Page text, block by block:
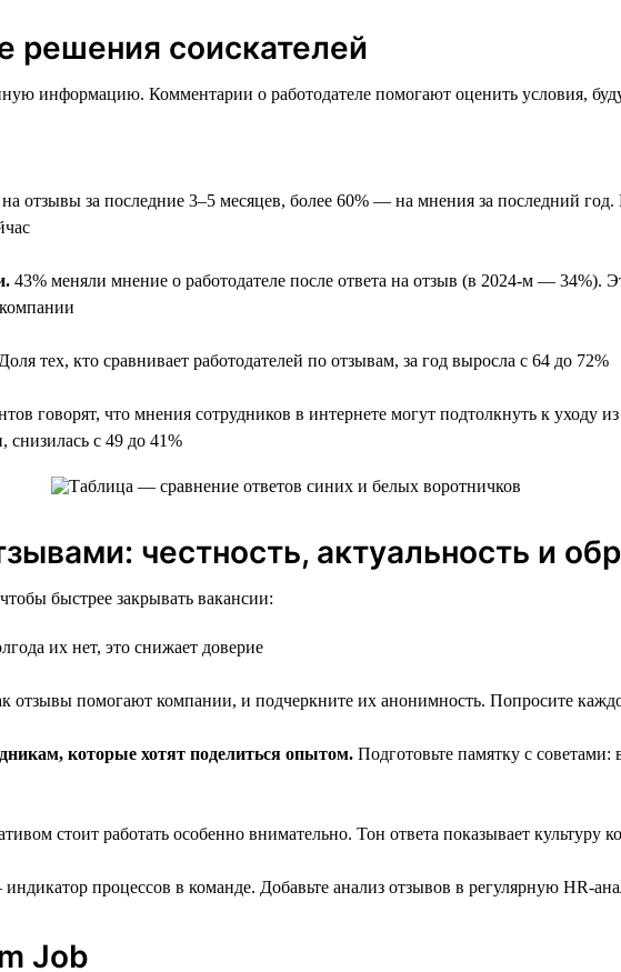
решения соискателей
информацию. Комментарии о работодателе помогают оценить условия,
отзывы за последние 3–5 месяцев, более 60% — на мнения за последний
43% меняли мнение о работодателе после ответа на отзыв (в 2024-м — 34%).
Доля тех, кто сравнивает работодателей по отзывам, за год выросла с 64 до 72%
говорят, что мнения сотрудников в интернете могут подтолкнуть к
снизилась с 49 до 41%
честность, актуальность и
быстрее закрывать вакансии:
их нет, это снижает доверие
отзывы помогают компании, и подчеркните их анонимность. Попросите
которые хотят поделиться опытом. Подготовьте памятку с
стоит работать особенно внимательно. Тон ответа показывает культуру
процессов в команде. Добавьте анализ отзывов в регулярную HR-
Job